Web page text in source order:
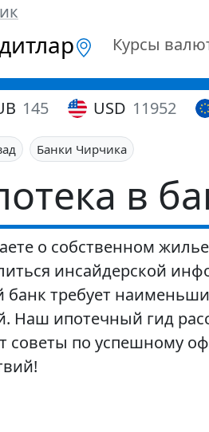
Курсы
145 USD 11952
Банки Чирчика
в
о собственном
инсайдерской
банк требует
Наш ипотечный гид
советы по успешному